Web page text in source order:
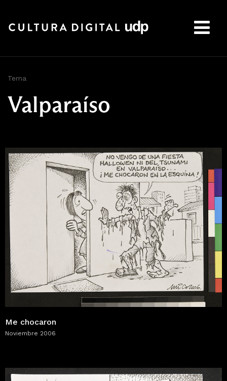
Tema
Valparaíso
Me chocaron
Noviembre 2006